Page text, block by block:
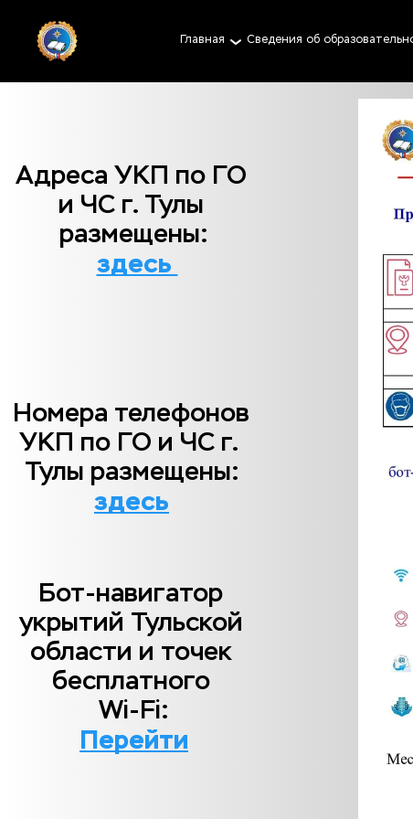
Главная Сведения об
Адреса УКП по ГО
и ЧС г. Тулы
размещены:
здесь
Бот-навигатор
укрытий Тульской
области и точек
бесплатного
Wi-Fi:
Перейти
Номера телефонов
УКП по ГО и ЧС г.
Тулы размещены:
здесь